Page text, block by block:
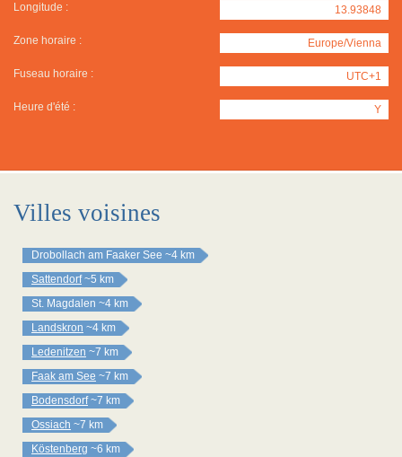
Longitude : 13.93848
Zone horaire : Europe/Vienna
Fuseau horaire : UTC+1
Heure d'été : Y
Villes voisines
Drobollach am Faaker See ~4 km
Sattendorf ~5 km
St. Magdalen ~4 km
Landskron ~4 km
Ledenitzen ~7 km
Faak am See ~7 km
Bodensdorf ~7 km
Ossiach ~7 km
Köstenberg ~6 km